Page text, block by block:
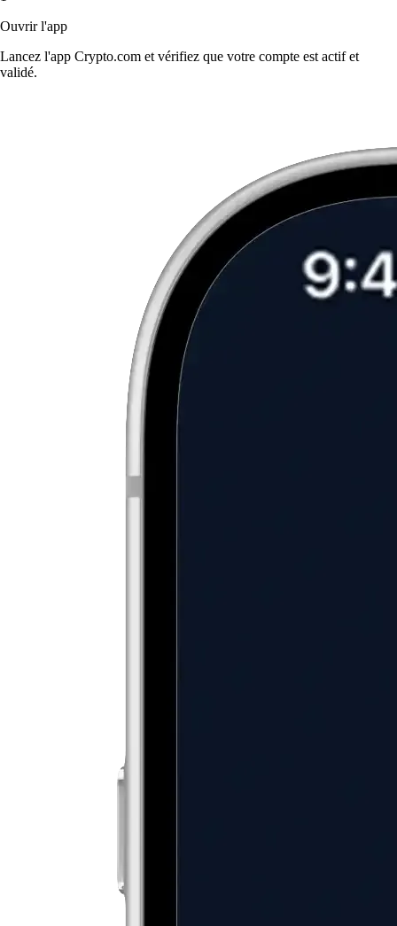
Ouvrir l'app
Lancez l'app Crypto.com et vérifiez que votre compte est actif et
validé.